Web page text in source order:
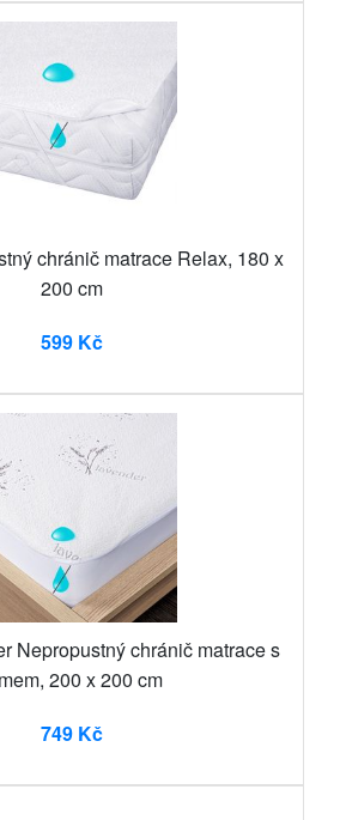
chránič matrace Relax, 180 x
200 cm
599 Kč
Nepropustný chránič matrace s
200 x 200 cm
749 Kč